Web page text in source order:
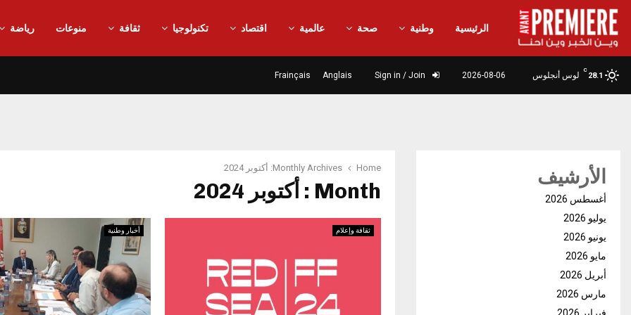
الرئيسية وطنية صحة عالمية اقتصاد تكنولوجيا ثقافة منوعات رياضة
28.1
C
لوس أنجلوس 2026-08-06
Anglais
Frainçais
Home Monthly Archives: أكتوبر 2024
Month : أكتوبر 2024
أخبار وطنية ثقافة وإعلام
الأرشيف
أغسطس 2026
يوليو 2026
يونيو 2026
مايو 2026
أبريل 2026
مارس 2026